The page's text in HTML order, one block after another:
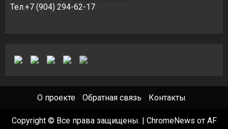
Тел.+7 (904) 294-62-17
О проекте Обратная связь Контакты
Copyright © Все права защищены. | ChromeNews от AF